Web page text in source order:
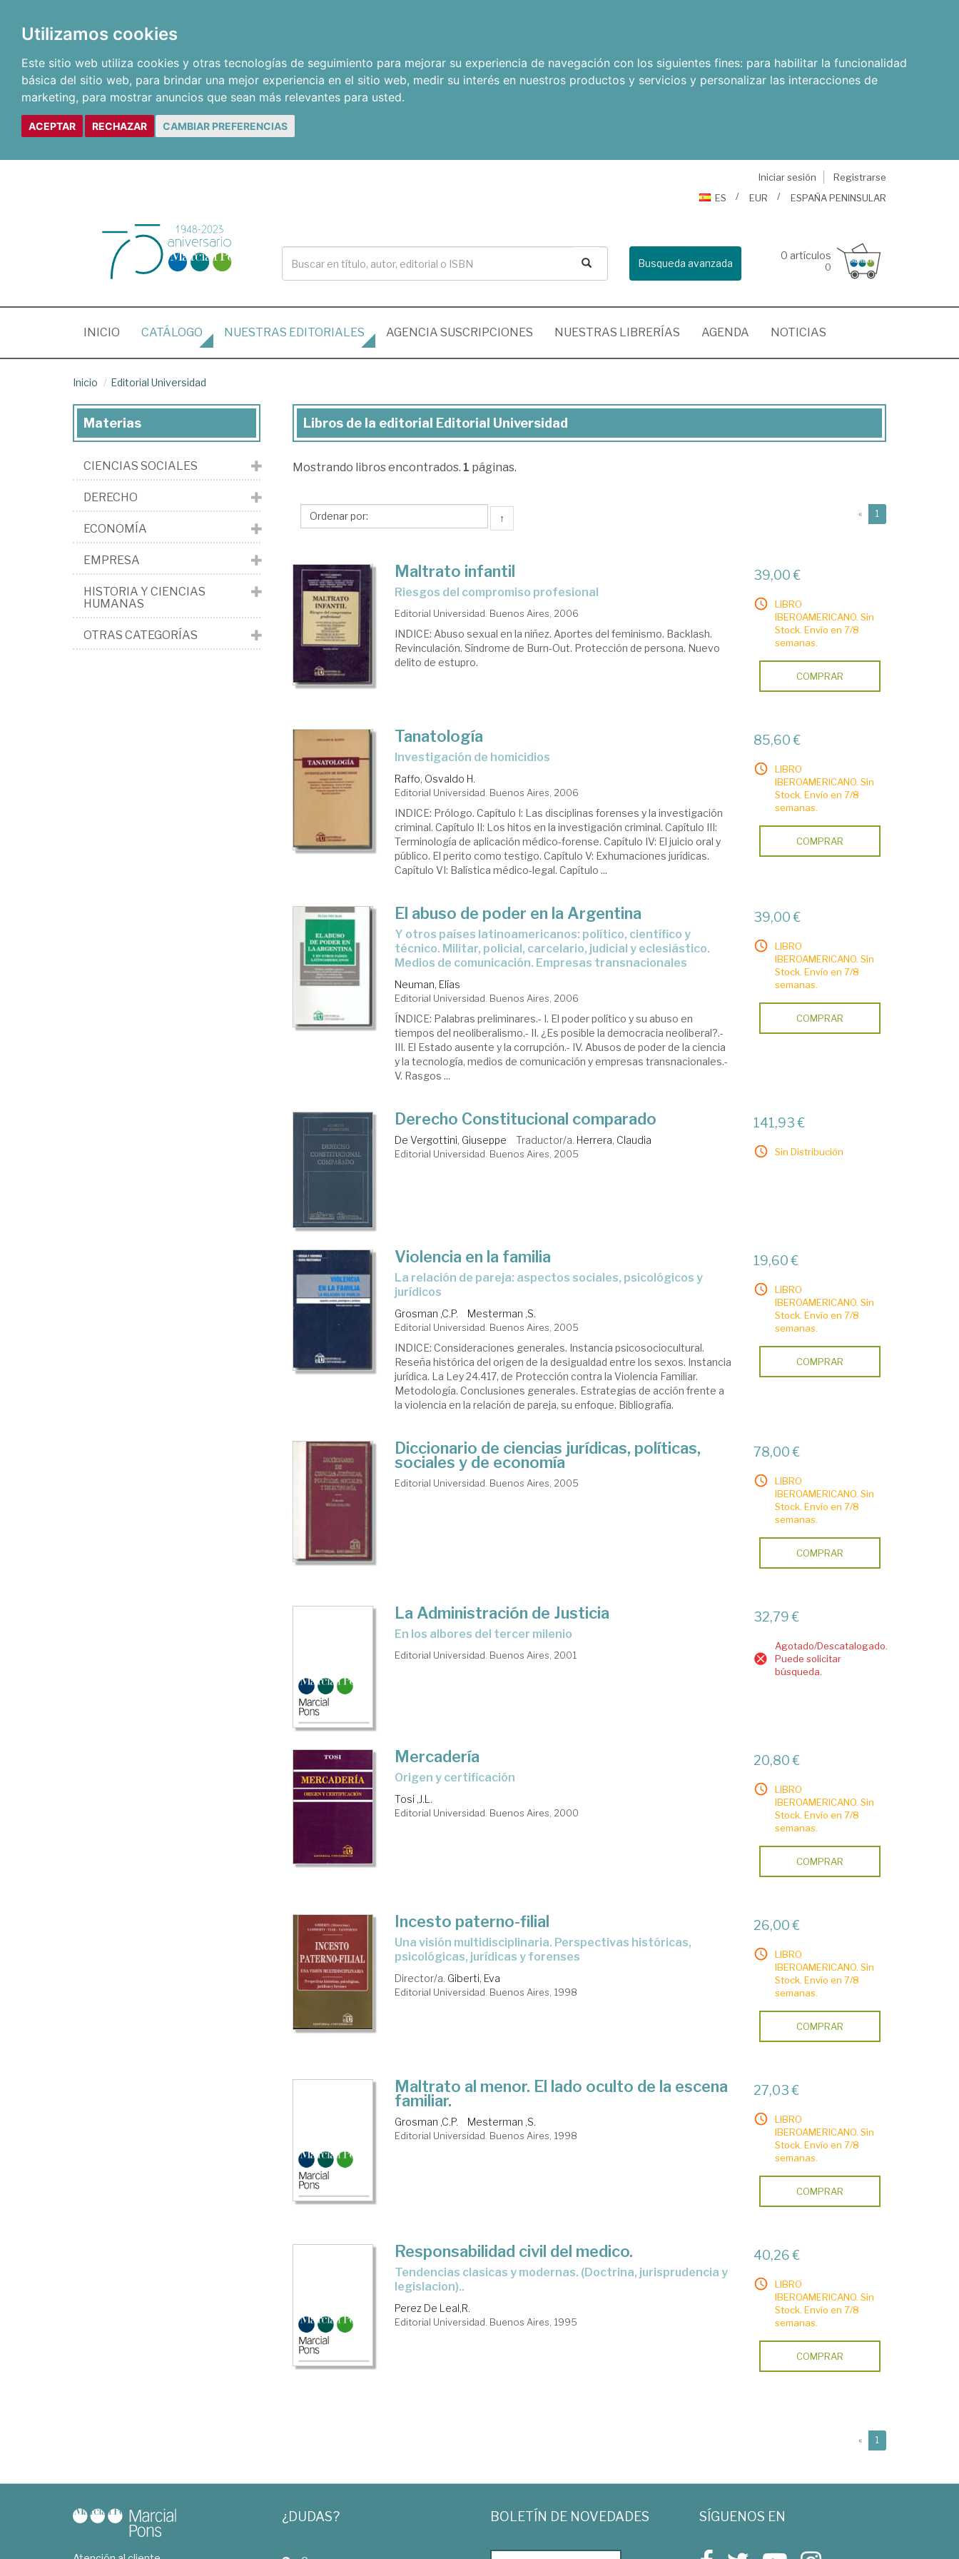
Utilizamos cookies
Este sitio web utiliza cookies y otras tecnologías de seguimiento para mejorar su experiencia de navegación con los siguientes fines: para habilitar la funcionalidad
básica del sitio web, para brindar una mejor experiencia en el sitio web, medir su interés en nuestros productos y servicios y personalizar las interacciones de
marketing, para mostrar anuncios que sean más relevantes para usted.
ACEPTAR RECHAZAR CAMBIAR PREFERENCIAS
Iniciar sesión
Registrarse
ES
EUR ESPAÑA PENINSULAR
Busqueda avanzada
0 artículos
0
INICIO (CURRENT)
CATÁLOGO NUESTRAS EDITORIALES AGENCIA SUSCRIPCIONES NUESTRAS LIBRERÍAS AGENDA NOTICIAS
Inicio Editorial Universidad
Libros
la
Editorial
Libros de la editorial Editorial Universidad
Mostrando libros encontrados. 1 páginas.
↑ « 1
Maltrato infantil
riesgos del compromiso profesional
Editorial Universidad. Buenos Aires, 2006
INDICE: Abuso sexual en la niñez. Aportes del feminismo. Backlash.
Revinculación. Síndrome de Burn-Out. Protección de persona. Nuevo
delito de estupro.
39,00 €
LIBRO
IBEROAMERICANO. Sin
Stock. Envío en 7/8
semanas.
COMPRAR
Tanatología
investigación de homicidios
Raffo, Osvaldo H.
Editorial Universidad. Buenos Aires, 2006
INDICE: Prólogo. Capítulo I: Las disciplinas forenses y la investigación
criminal. Capítulo II: Los hitos en la investigación criminal. Capítulo III:
Terminología de aplicación médico-forense. Capítulo IV: El juicio oral y
público. El perito como testigo. Capítulo V: Exhumaciones jurídicas.
Capítulo VI: Balística médico-legal. Capítulo ...
85,60 €
LIBRO
IBEROAMERICANO. Sin
Stock. Envío en 7/8
semanas.
COMPRAR
El abuso de poder en la Argentina
y otros países latinoamericanos: político, científico y
técnico. Militar, policial, carcelario, judicial y eclesiástico.
Medios de comunicación. Empresas transnacionales
Neuman, Elías
Editorial Universidad. Buenos Aires, 2006
ÍNDICE: Palabras preliminares.- I. El poder político y su abuso en
tiempos del neoliberalismo.- II. ¿Es posible la democracia neoliberal?.-
III. El Estado ausente y la corrupción.- IV. Abusos de poder de la ciencia
y la tecnología, medios de comunicación y empresas transnacionales.-
V. Rasgos ...
39,00 €
LIBRO
IBEROAMERICANO. Sin
Stock. Envío en 7/8
semanas.
COMPRAR
Derecho Constitucional comparado
De Vergottini, Giuseppe Traductor/a. Herrera, Claudia
Editorial Universidad. Buenos Aires, 2005
141,93 €
Sin Distribución
Violencia en la familia
la relación de pareja: aspectos sociales, psicológicos y
jurídicos
Grosman ,C.P. Mesterman ,S.
Editorial Universidad. Buenos Aires, 2005
INDICE: Consideraciones generales. Instancia psicosociocultural.
Reseña histórica del origen de la desigualdad entre los sexos. Instancia
jurídica. La Ley 24.417, de Protección contra la Violencia Familiar.
Metodología. Conclusiones generales. Estrategias de acción frente a
la violencia en la relación de pareja, su enfoque. Bibliografía.
19,60 €
LIBRO
IBEROAMERICANO. Sin
Stock. Envío en 7/8
semanas.
COMPRAR
Diccionario de ciencias jurídicas, políticas,
sociales y de economía
Editorial Universidad. Buenos Aires, 2005
78,00 €
LIBRO
IBEROAMERICANO. Sin
Stock. Envío en 7/8
semanas.
COMPRAR
La Administración de Justicia
en los albores del tercer milenio
Editorial Universidad. Buenos Aires, 2001
32,79 €
Agotado/Descatalogado.
Puede solicitar
búsqueda.
Mercadería
origen y certificación
Tosi ,J.L.
Editorial Universidad. Buenos Aires, 2000
20,80 €
LIBRO
IBEROAMERICANO. Sin
Stock. Envío en 7/8
semanas.
COMPRAR
Incesto paterno-filial
Una visión multidisciplinaria. Perspectivas históricas,
psicológicas, jurídicas y forenses
Director/a. Giberti, Eva
Editorial Universidad. Buenos Aires, 1998
26,00 €
LIBRO
IBEROAMERICANO. Sin
Stock. Envío en 7/8
semanas.
COMPRAR
Maltrato al menor. El lado oculto de la escena
familiar.
Grosman ,C.P. Mesterman ,S.
Editorial Universidad. Buenos Aires, 1998
27,03 €
LIBRO
IBEROAMERICANO. Sin
Stock. Envío en 7/8
semanas.
COMPRAR
Responsabilidad civil del medico.
Tendencias clasicas y modernas. (Doctrina, jurisprudencia y
legislacion)..
Perez De Leal,R.
Editorial Universidad. Buenos Aires, 1995
40,26 €
LIBRO
IBEROAMERICANO. Sin
Stock. Envío en 7/8
semanas.
COMPRAR
« 1
Materias
CIENCIAS SOCIALES
DERECHO
ECONOMÍA
EMPRESA
HISTORIA Y CIENCIAS
HUMANAS
OTRAS CATEGORÍAS
¿DUDAS? BOLETÍN DE NOVEDADES SÍGUENOS EN